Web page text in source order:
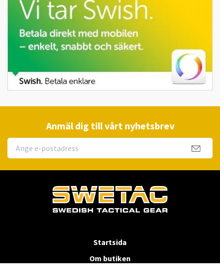
Anmäl dig till vårt nyhetsbrev
Startsida
Om butiken